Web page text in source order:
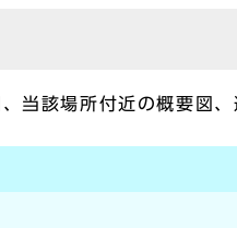
当該場所付近の概要図